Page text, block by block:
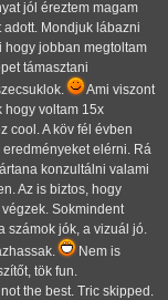
jól éreztem magam
Mondjuk lábazni
hogy jobban megtoltam
támasztani
Ami viszont
hogy voltam 15x
cool. A köv fél évben
elérni. Rá
konzultálni valami
Az is biztos, hogy
Sokmindent
számok jók, a vizuál jó.
Nem is
tök fun.
the best. Tric skipped.